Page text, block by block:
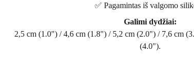
✅ Pagamintas iš valgomo
Galimi dydžiai:
2,5 cm (1.0") / 4,6 cm (1.8") / 5,2 cm (2.0") / 7,6 cm
(4.0").